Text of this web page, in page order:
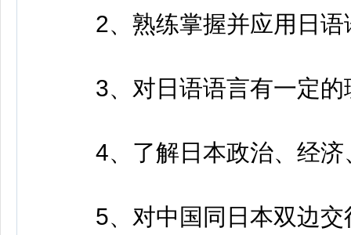
2、熟练掌握并应用日语
3、对日语语言有一定的
4、了解日本政治、经济
5、对中国同日本双边交